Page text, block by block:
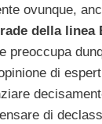
ovunque,
della linea
preoccupa
di
di